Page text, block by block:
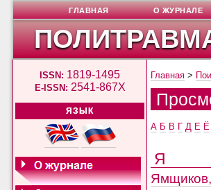
ПОЛИТРАВМА
ISSN: 1819-1495
E-ISSN: 2541-867X
ЯЗЫК
ГЛАВНАЯ О ЖУРНАЛЕ
Главная >
А Б В Г Д Е Ё
Я